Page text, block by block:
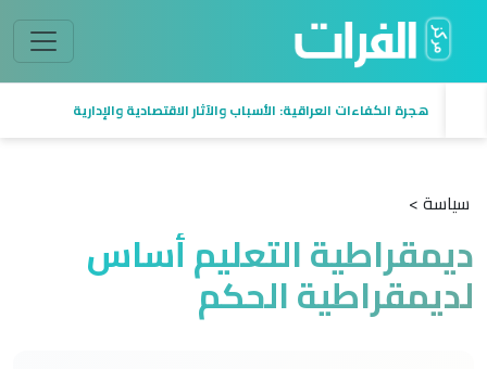
هجرة الكفاءات العراقية: الأسباب والآثار الاقتصادية والإدارية
سياسة >
ديمقراطية التعليم أساس
لديمقراطية الحكم